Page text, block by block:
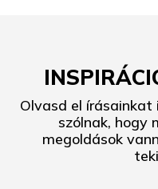
Olvasd el írásainkat
szólnak, hogy
megoldások